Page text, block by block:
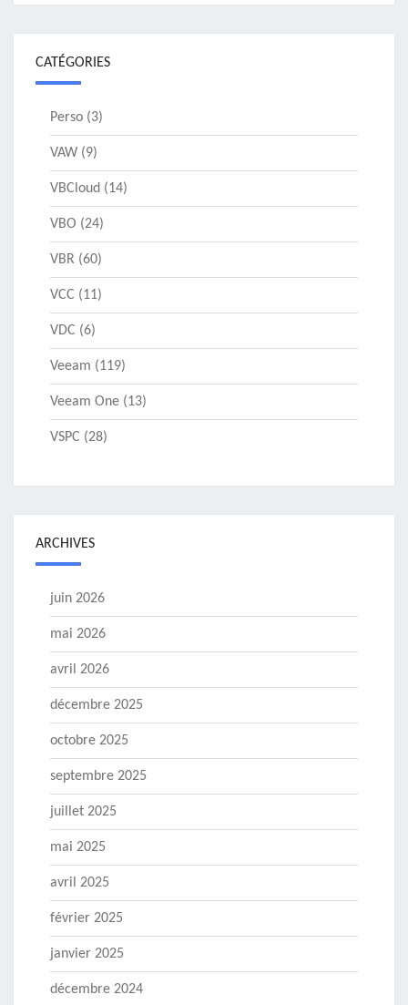
CATÉGORIES
Perso (3)
VAW (9)
VBCloud (14)
VBO (24)
VBR (60)
VCC (11)
VDC (6)
Veeam (119)
Veeam One (13)
VSPC (28)
ARCHIVES
juin 2026
mai 2026
avril 2026
décembre 2025
octobre 2025
septembre 2025
juillet 2025
mai 2025
avril 2025
février 2025
janvier 2025
décembre 2024